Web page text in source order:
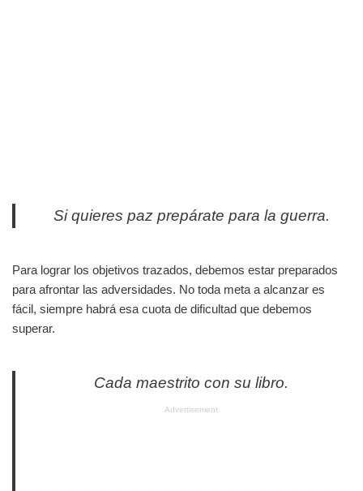
Si quieres paz prepárate para la guerra.
Para lograr los objetivos trazados, debemos estar preparados
para afrontar las adversidades. No toda meta a alcanzar es
fácil, siempre habrá esa cuota de dificultad que debemos
superar.
Cada maestrito con su libro.
Advertisement